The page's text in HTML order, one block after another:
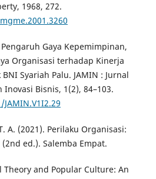
1968, 272.
Gaya Kepemimpinan,
Organisasi terhadap Kinerja
Syariah Palu. JAMIN : Jurnal
Bisnis, 1(2), 84–103.
A. (2021). Perilaku Organisasi:
ed.). Salemba Empat.
Theory and Popular Culture: An